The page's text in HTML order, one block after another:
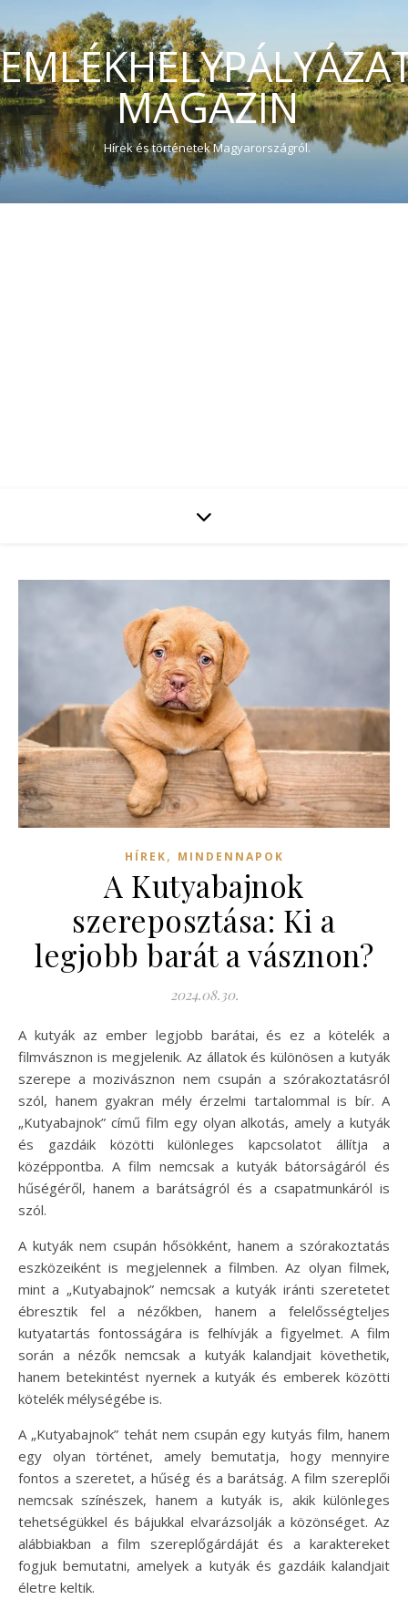
MAGAZIN
Hírek és történetek Magyarországról.
HÍREK, MINDENNAPOK
A Kutyabajnok
szereposztása: Ki a
legjobb barát a vásznon?
2024.08.30.
A kutyák az ember legjobb barátai, és ez a kötelék a
filmvásznon is megjelenik. Az állatok és különösen a kutyák
szerepe a mozivásznon nem csupán a szórakoztatásról
szól, hanem gyakran mély érzelmi tartalommal is bír. A
„Kutyabajnok” című film egy olyan alkotás, amely a kutyák
és gazdáik közötti különleges kapcsolatot állítja a
középpontba. A film nemcsak a kutyák bátorságáról és
hűségéről, hanem a barátságról és a csapatmunkáról is
szól.
A kutyák nem csupán hősökként, hanem a szórakoztatás
eszközeiként is megjelennek a filmben. Az olyan filmek,
mint a „Kutyabajnok” nemcsak a kutyák iránti szeretetet
ébresztik fel a nézőkben, hanem a felelősségteljes
kutyatartás fontosságára is felhívják a figyelmet. A film
során a nézők nemcsak a kutyák kalandjait követhetik,
hanem betekintést nyernek a kutyák és emberek közötti
kötelék mélységébe is.
A „Kutyabajnok” tehát nem csupán egy kutyás film, hanem
egy olyan történet, amely bemutatja, hogy mennyire
fontos a szeretet, a hűség és a barátság. A film szereplői
nemcsak színészek, hanem a kutyák is, akik különleges
tehetségükkel és bájukkal elvarázsolják a közönséget. Az
alábbiakban a film szereplőgárdáját és a karaktereket
fogjuk bemutatni, amelyek a kutyák és gazdáik kalandjait
életre keltik.